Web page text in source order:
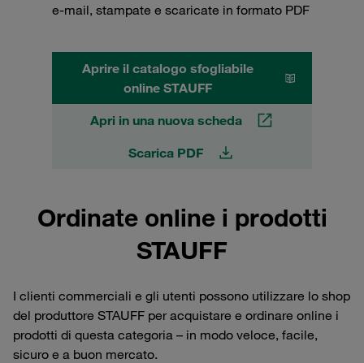
e-mail, stampate e scaricate in formato PDF
Aprire il catalogo sfogliabile
online STAUFF
Apri in una nuova scheda
Scarica PDF
Ordinate online i prodotti
STAUFF
I clienti commerciali e gli utenti possono utilizzare lo shop
del produttore STAUFF per acquistare e ordinare online i
prodotti di questa categoria – in modo veloce, facile,
sicuro e a buon mercato.